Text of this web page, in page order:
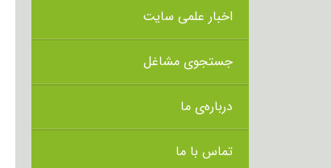
اخبار علمی سایت
جستجوی مشاغل
درباره‌ی ما
تماس با ما